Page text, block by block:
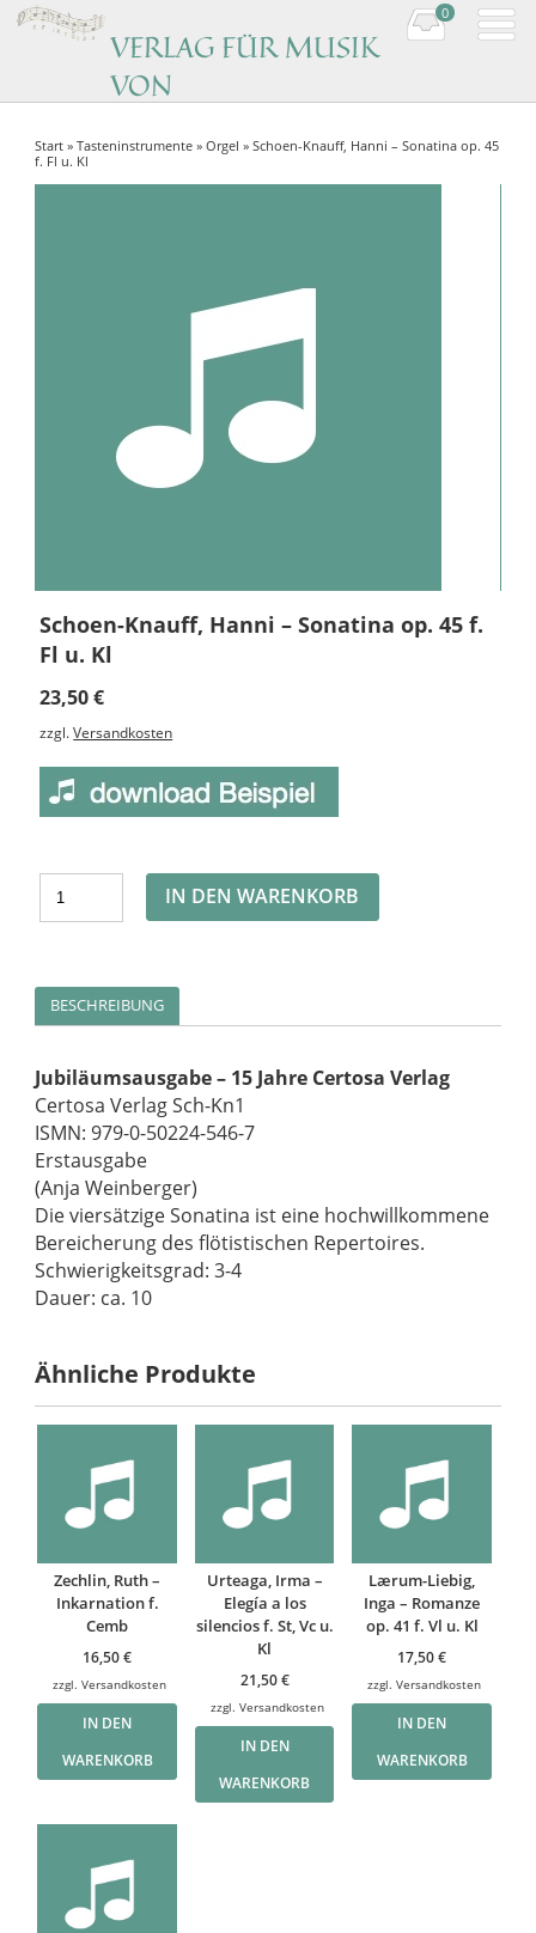
VERLAG FÜR MUSIK
VON
Music by women composers
0
Start »Tasteninstrumente »Orgel » Schoen-Knauff, Hanni – Sonatina op. 45
f. Fl u. Kl
Schoen-Knauff, Hanni – Sonatina op. 45 f.
Fl u. Kl
23,50€
zzgl.Versandkosten
IN DEN WARENKORB
BESCHREIBUNG
Jubiläumsausgabe – 15 Jahre Certosa Verlag
Certosa Verlag Sch-Kn1
ISMN: 979-0-50224-546-7
Erstausgabe
(Anja Weinberger)
Die viersätzige Sonatina ist eine hochwillkommene
Bereicherung des flötistischen Repertoires.
Schwierigkeitsgrad: 3-4
Dauer: ca. 10
Ähnliche Produkte
Zechlin, Ruth –
Inkarnation f.
Cemb
16,50€
zzgl.Versandkosten
IN DEN
WARENKORB
Urteaga, Irma –
Elegía a los
silencios f. St, Vc u.
Kl
21,50€
zzgl. Versandkosten
IN DEN
WARENKORB
Lærum-Liebig,
Inga – Romanze
op. 41 f. Vl u. Kl
17,50€
zzgl.Versandkosten
IN DEN
WARENKORB